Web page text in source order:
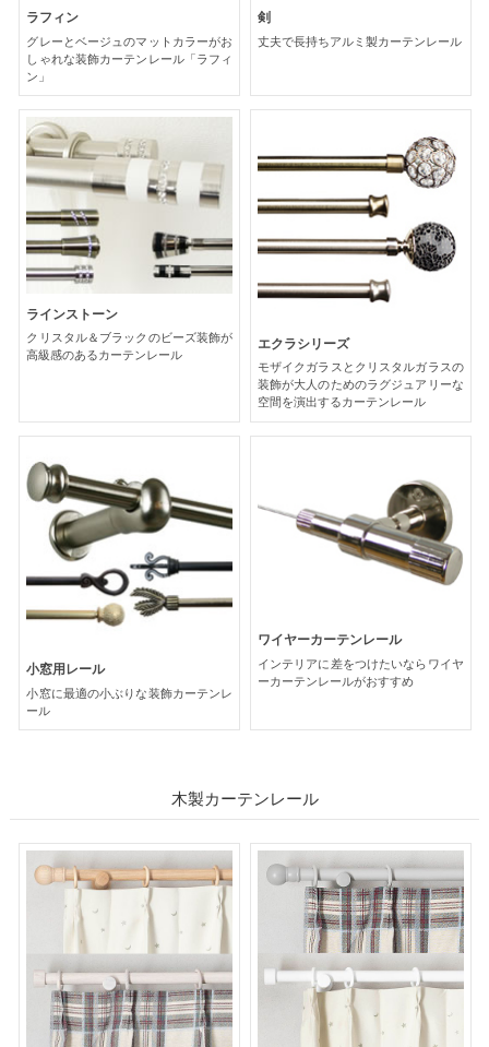
ラフィン
グレーとベージュのマットカラーがお
しゃれな装飾カーテンレール「ラフィ
ン」
剣
丈夫で長持ちアルミ製カーテンレール
ラインストーン
クリスタル＆ブラックのビーズ装飾が
高級感のあるカーテンレール
エクラシリーズ
モザイクガラスとクリスタルガラスの
装飾が大人のためのラグジュアリーな
空間を演出するカーテンレール
小窓用レール
小窓に最適の小ぶりな装飾カーテンレ
ール
ワイヤーカーテンレール
インテリアに差をつけたいならワイヤ
ーカーテンレールがおすすめ
木製カーテンレール